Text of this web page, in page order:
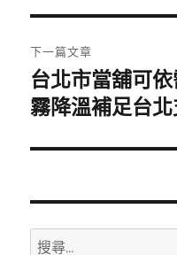
覽
文
章:
下一篇文章
下
一
文
台北市當舖可
霧降溫補足台
搜